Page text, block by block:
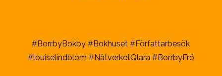
#BorrbyBokby #Bokhuset #Författarbesök
#louiselindblom #NätverketQlara #BorrbyFrö